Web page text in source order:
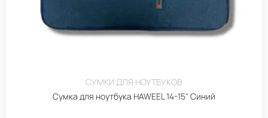
СУМКИ ДЛЯ НОУТБУКОВ
Сумка для ноутбука HAWEEL 14-15" Синий